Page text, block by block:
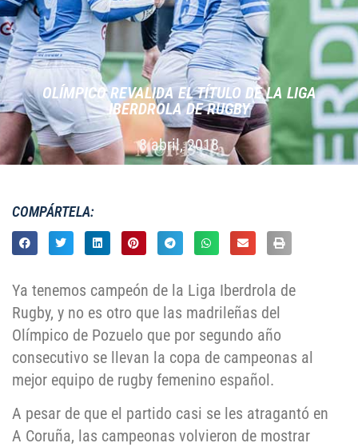
OLÍ­MPICO REVALIDA EL TÍ­TULO DE LA LIGA
IBERDROLA DE RUGBY
8 abril, 2018
COMPÁRTELA:
Ya tenemos campeón de la Liga Iberdrola de
Rugby, y no es otro que las madrileñas del
Olímpico de Pozuelo que por segundo año
consecutivo se llevan la copa de campeonas al
mejor equipo de rugby femenino español.
A pesar de que el partido casi se les atragantó en
A Coruña, las campeonas volvieron de mostrar